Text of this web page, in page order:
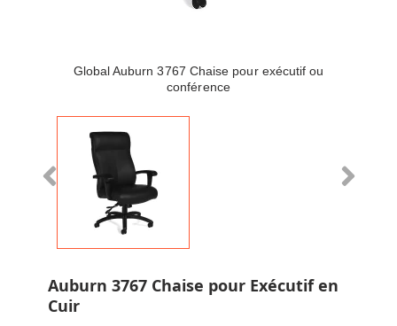
Global Auburn 3767 Chaise pour exécutif ou
conférence
Auburn 3767 Chaise pour Exécutif en
Cuir